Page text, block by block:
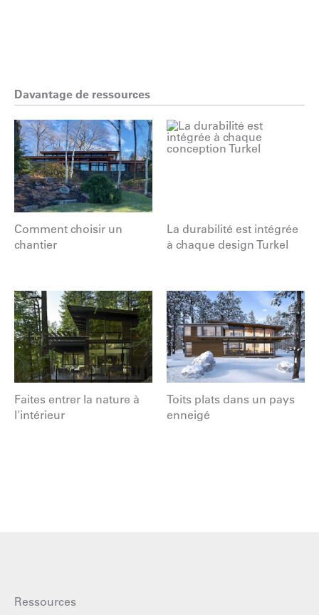
Davantage de ressources
Comment choisir un
chantier
La durabilité est intégrée
à chaque design Turkel
Faites entrer la nature à
l'intérieur
Toits plats dans un pays
enneigé
Ressources